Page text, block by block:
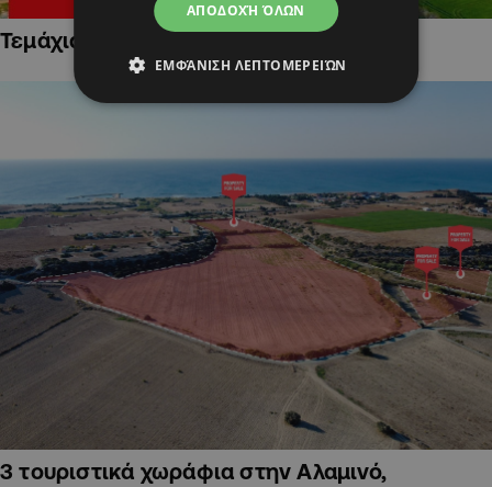
Τεμάχια Γης σε Οικιστικές Περιοχές
3 τουριστικά χωράφια στην Αλαμινό,
ΑΠΟΔΟΧΉ ΌΛΩΝ
ΕΜΦΆΝΙΣΗ ΛΕΠΤΟΜΕΡΕΙΏΝ